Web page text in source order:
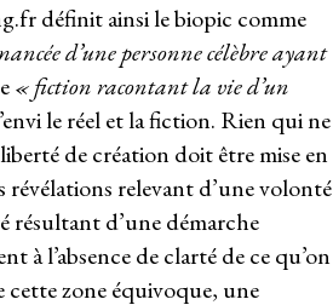
définit ainsi le biopic comme
d’une personne célèbre ayant
« fiction racontant la vie d’un
le réel et la fiction. Rien qui ne
de création doit être mise en
révélations relevant d’une volonté
résultant d’une démarche
à l’absence de clarté de ce qu’on
cette zone équivoque, une